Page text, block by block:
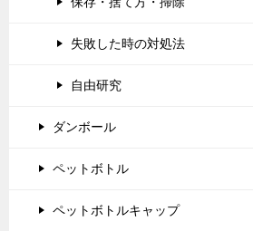
失敗した時の対処法
自由研究
ダンボール
ペットボトル
ペットボトルキャップ